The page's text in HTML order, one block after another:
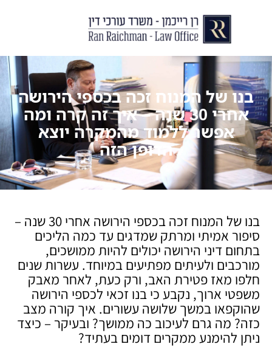
בנו של המנוח זכה בכספי הירושה
אחרי 30 שנה – איך זה קרה ומה
אפשר ללמוד מהמקרה יוצא
הדופן הזה
בנו של המנוח זכה בכספי הירושה אחרי 30 שנה –
סיפור אמיתי ומרתק שמדגים עד כמה הליכים
בתחום דיני הירושה יכולים להיות ממושכים,
מורכבים ולעיתים מפתיעים במיוחד. עשרות שנים
חלפו מאז פטירת האב, ורק כעת, לאחר מאבק
משפטי ארוך, נקבע כי בנו זכאי לכספי הירושה
שהוקפאו במשך שלושה עשורים. איך קורה מצב
כזה? מה גרם לעיכוב כה ממושך? ובעיקר – כיצד
ניתן להימנע ממקרים דומים בעתיד?